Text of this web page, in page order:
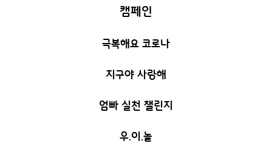
캠페인
극복해요 코로나
지구야 사랑해
엄빠 실천 챌린지
우.이.놀